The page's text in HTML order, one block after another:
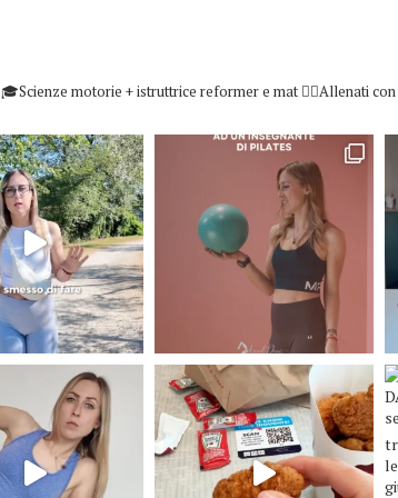
🎓Scienze motorie + istruttrice reformer e mat 👇🏻Allenati